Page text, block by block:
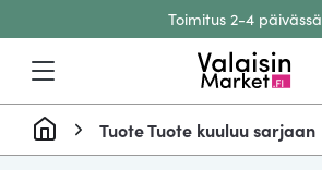
Toimitus 2-4 päivässä
Siirry sisältöön
Tuote Tuote kuuluu sarjaan